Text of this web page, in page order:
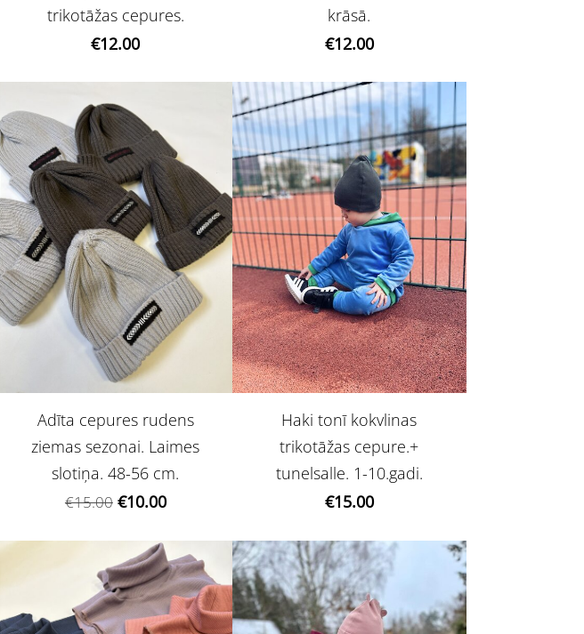
trikotāžas cepures.
€12.00
krāsā.
€12.00
Adīta cepures rudens
ziemas sezonai. Laimes
slotiņa. 48-56 cm.
€15.00 €10.00
Haki tonī kokvlinas
trikotāžas cepure.+
tunelsalle. 1-10.gadi.
€15.00